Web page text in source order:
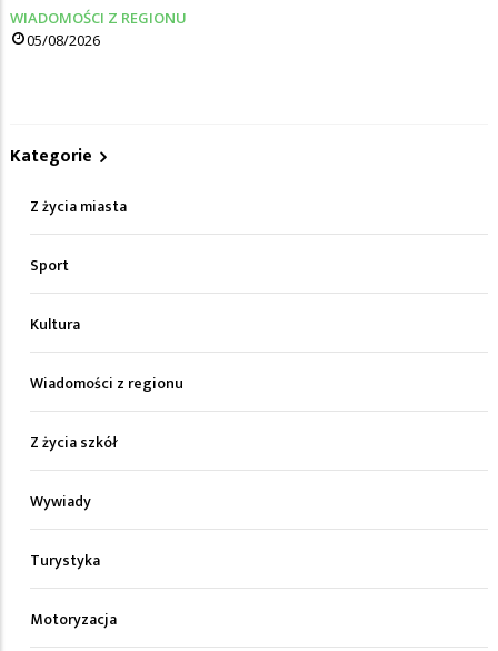
WIADOMOŚCI Z REGIONU
05/08/2026
Kategorie
Z życia miasta
Sport
Kultura
Wiadomości z regionu
Z życia szkół
Wywiady
Turystyka
Motoryzacja